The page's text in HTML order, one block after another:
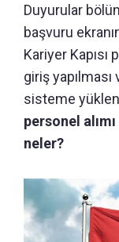
Duyurular
başvuru
Kariyer
giriş
sisteme
personel
neler?